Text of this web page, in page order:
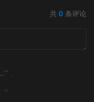
第20220323期
共 0 条评论